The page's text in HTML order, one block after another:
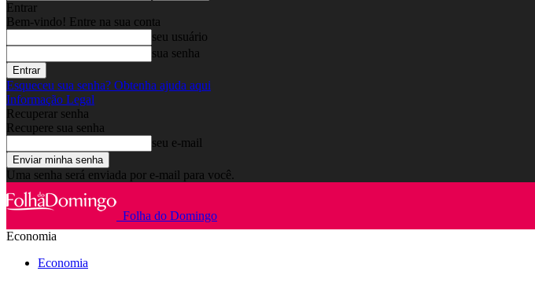
Entrar
Bem-vindo! Entre na sua conta
seu usuário
sua senha
Esqueceu sua senha? Obtenha ajuda aqui
Informação Legal
Recuperar senha
Recupere sua senha
seu e-mail
Uma senha será enviada por e-mail para você.
Folha do Domingo
Economia
Economia